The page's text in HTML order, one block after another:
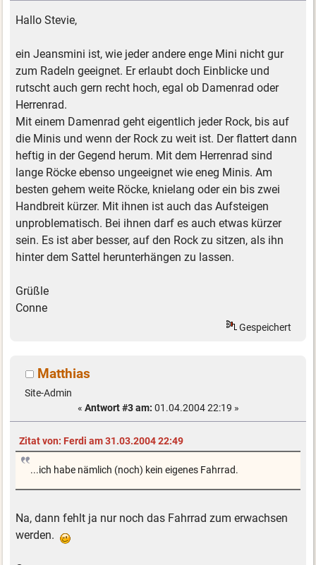
Hallo Stevie,
ein Jeansmini ist, wie jeder andere enge Mini nicht gur
zum Radeln geeignet. Er erlaubt doch Einblicke und
rutscht auch gern recht hoch, egal ob Damenrad oder
Herrenrad.
Mit einem Damenrad geht eigentlich jeder Rock, bis auf
die Minis und wenn der Rock zu weit ist. Der flattert dann
heftig in der Gegend herum. Mit dem Herrenrad sind
lange Röcke ebenso ungeeignet wie eneg Minis. Am
besten gehem weite Röcke, knielang oder ein bis zwei
Handbreit kürzer. Mit ihnen ist auch das Aufsteigen
unproblematisch. Bei ihnen darf es auch etwas kürzer
sein. Es ist aber besser, auf den Rock zu sitzen, als ihn
hinter dem Sattel herunterhängen zu lassen.
Grüßle
Conne
Gespeichert
Matthias
Site-Admin
« Antwort #3 am: 01.04.2004 22:19 »
Zitat von: Ferdi am 31.03.2004 22:49
...ich habe nämlich (noch) kein eigenes Fahrrad.
Na, dann fehlt ja nur noch das Fahrrad zum erwachsen
werden.